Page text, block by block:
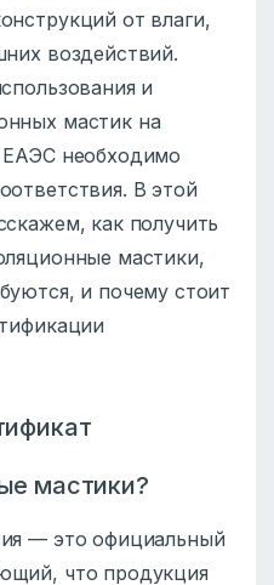
от влаги,
воздействий.
и
мастик на
необходимо
В этой
как получить
мастики,
и почему стоит
мастики?
— это официальный
что продукция